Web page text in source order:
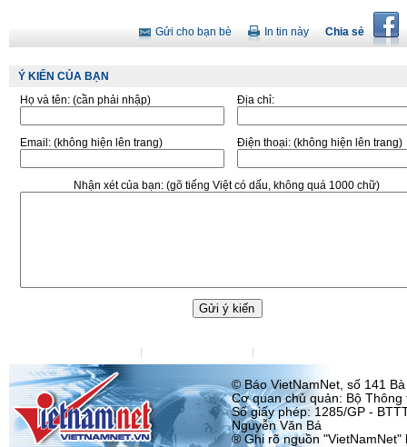
Chia sẻ
In tin này
Gửi cho bạn bè
Ý KIẾN CỦA BẠN
Họ và tên: (cần phải nhập) Địa chỉ:
Email: (không hiện lên trang) Điện thoại: (không hiện lên trang)
Nhận xét của bạn:(gõ tiếng Việt có dấu, không quá 1000 chữ)
© Báo VietNamNet, số 141
Cơ quan chủ quản: Bộ Thông
Số giấy phép: 1285/GP -
Nguyễn Văn Bá
® Ghi rõ nguồn "VietNamNet"